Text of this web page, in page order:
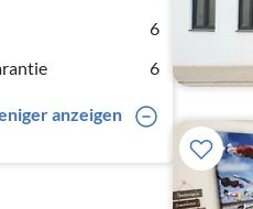
6
6
anzeigen